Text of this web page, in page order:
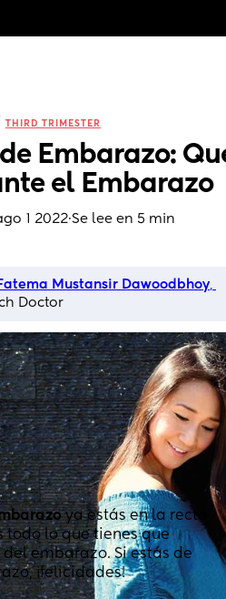
THIRD TRIMESTER
Embarazo:
el Embarazo
1 2022·Se lee en 5 min
Mustansir Dawoodbhoy,
Doctor
ya estás en la recta
todo lo que tienes que
embarazo. Si estás de
¡felicidades!